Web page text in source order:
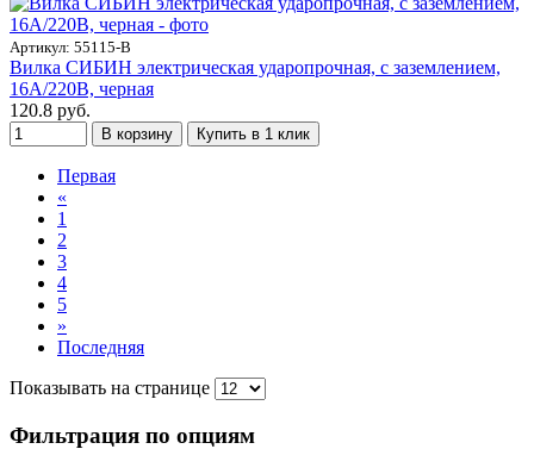
Артикул: 55115-B
Вилка СИБИН электрическая ударопрочная, с заземлением,
16А/220В, черная
120.8 руб.
В корзину Купить в 1 клик
Первая
«
1
2
3
4
5
»
Последняя
Показывать на странице
Фильтрация по опциям